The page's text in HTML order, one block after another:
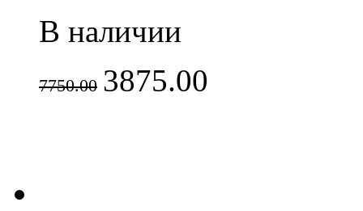
В наличии
7750.00 3875.00